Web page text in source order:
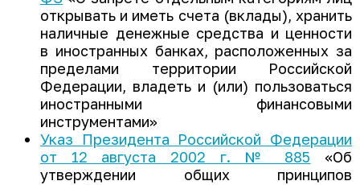
открывать и иметь счета (вклады), хранить
наличные денежные средства и ценности
в иностранных банках, расположенных за
пределами территории Российской
Федерации, владеть и (или) пользоваться
иностранными финансовыми
инструментами»
Указ Президента Российской Федерации
от 12 августа 2002 г. № 885 «Об
утверждении общих принципов